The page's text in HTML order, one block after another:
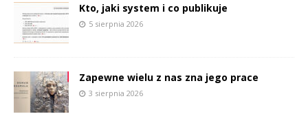
Kto, jaki system i co publikuje
5 sierpnia 2026
Zapewne wielu z nas zna jego prace
3 sierpnia 2026